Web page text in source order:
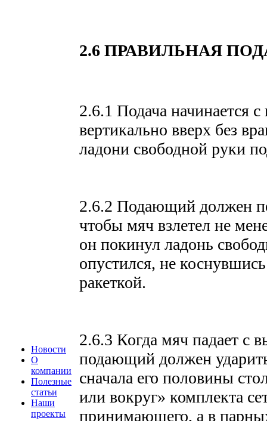
Новости
О
компании
Полезные
статьи
Наши
проекты
2.6 ПРАВИЛЬНАЯ
2.6.1 Подача начинается
вертикально вверх без
ладони свободной руки
2.6.2 Подающий должен
чтобы мяч взлетел не
он покинул ладонь
опустился, не
ракеткой.
2.6.3 Когда мяч падает с
подающий должен
сначала его половины
или вокруг» комплекта
принимающего, а в